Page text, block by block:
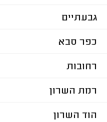
גבעתיים
כפר סבא
רחובות
רמת השרון
הוד השרון